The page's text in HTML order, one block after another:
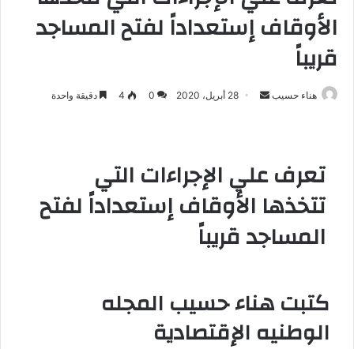
الأوقاف إستعداداً لفتح المساجد
قريباً
هناء حسيب
ب
ا
ك
ر
28 أبريل، 2020 0
4 دقيقة واحدة
تعرف علي الإجراءات التي
تتخذها الأوقاف إستعداداً لفتح
المساجد قريباً
كتبت هناء حسيب المجله
الوطنيه الإقتصادية